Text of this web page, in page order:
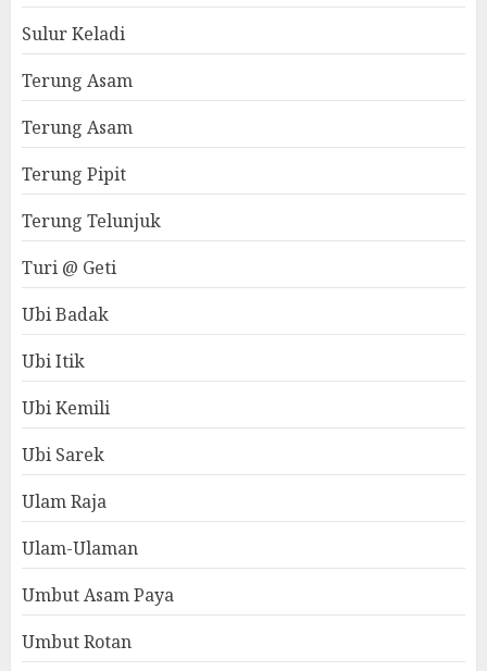
Sulur Keladi
Terung Asam
Terung Asam
Terung Pipit
Terung Telunjuk
Turi @ Geti
Ubi Badak
Ubi Itik
Ubi Kemili
Ubi Sarek
Ulam Raja
Ulam-Ulaman
Umbut Asam Paya
Umbut Rotan